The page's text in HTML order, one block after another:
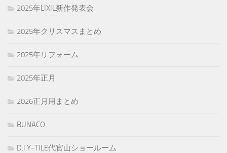
2025年LIXIL新作発表会
2025年クリスマスまとめ
2025年リフォーム
2025年正月
2026正月用まとめ
BUNACO
D.I.Y-TILE代官山ショールーム